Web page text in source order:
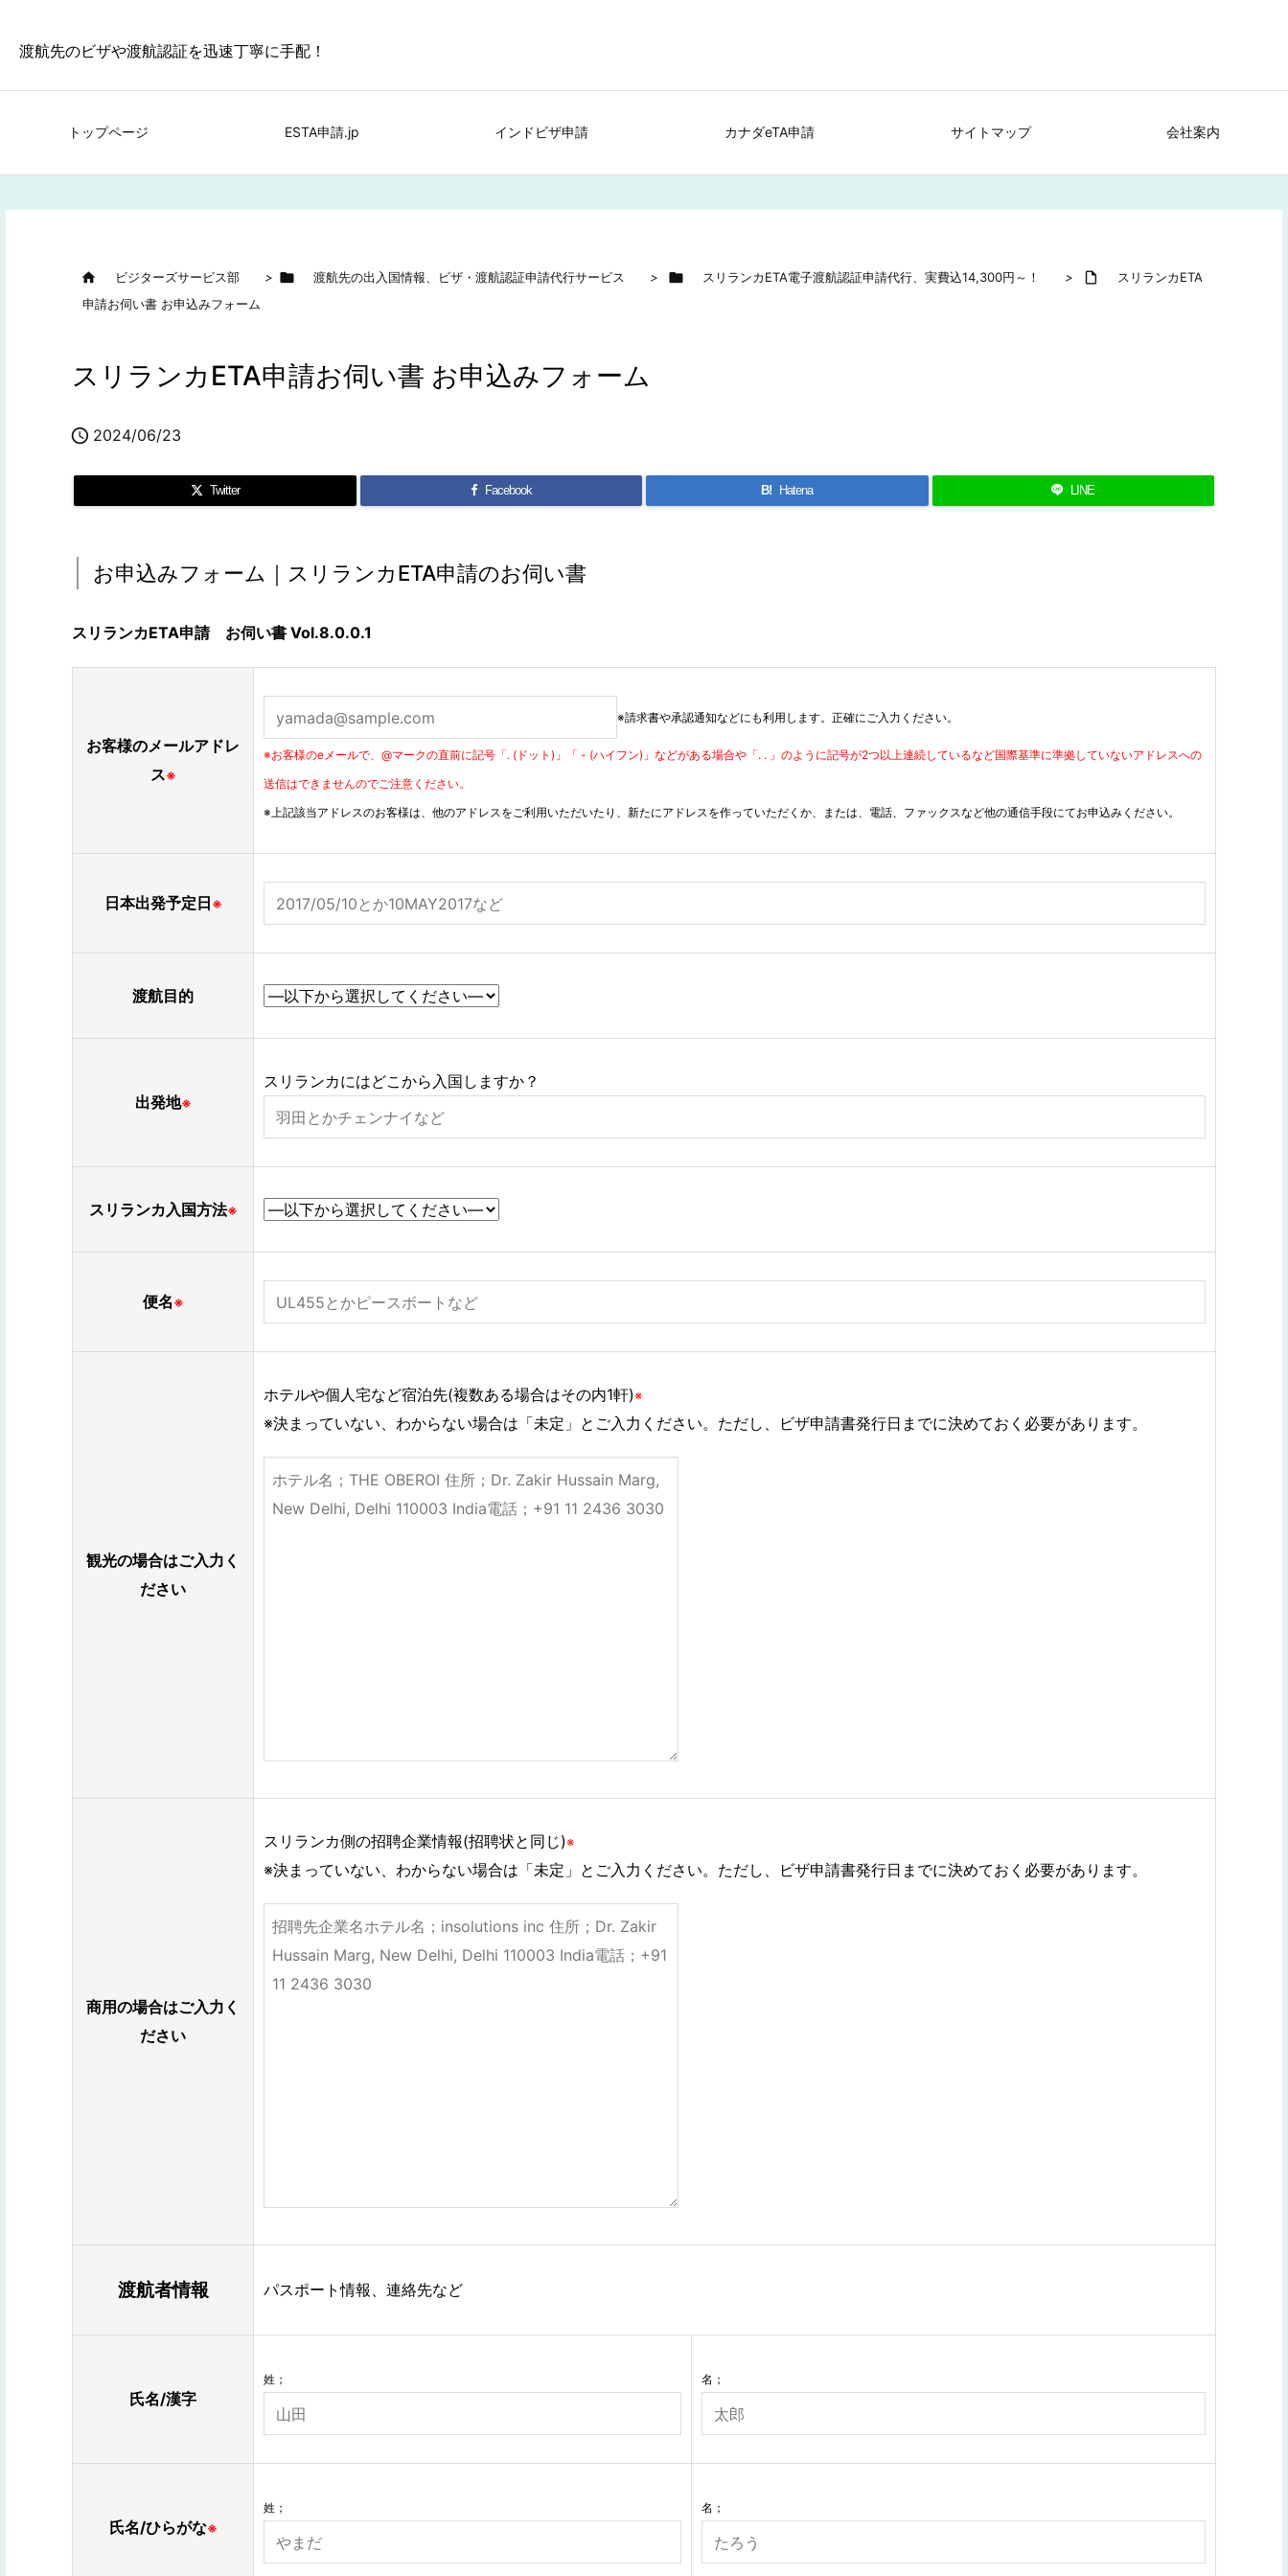
渡航先のビザや渡航認証を迅速丁寧に手配！
トップページ ESTA申請.jp インドビザ申請 カナダeTA申請 サイトマップ 会社案内
 ビジターズサービス部 >  渡航先の出入国情報、ビザ・渡航認証申請代行サービス >  スリランカETA電子渡航認証申請代行、実費込14,300円～！ > 
スリランカETA
申請お伺い書 お申込みフォーム
スリランカETA申請お伺い書 お申込みフォーム
 2024/06/23
Twitter Facebook B! Hatena LINE
お申込みフォーム｜スリランカETA申請のお伺い書
スリランカETA申請 お伺い書 Vol.8.0.0.1
お客様のメールアドレ
ス※
※請求書や承認通知などにも利用します。正確にご入力ください。
※お客様のeメールで、@マークの直前に記号「. (ドット)」「 - (ハイフン)」などがある場合や「. . 」のように記号が2つ以上連続しているなど国際基準に準拠していないアドレスへの
送信はできませんのでご注意ください。
※上記該当アドレスのお客様は、他のアドレスをご利用いただいたり、新たにアドレスを作っていただくか、または、電話、ファックスなど他の通信手段にてお申込みください。
日本出発予定日※
渡航目的
出発地※
スリランカにはどこから入国しますか？
スリランカ入国方法※
便名※
観光の場合はご入力く
ださい
ホテルや個人宅など宿泊先(複数ある場合はその内1軒)※
※決まっていない、わからない場合は「未定」とご入力ください。ただし、ビザ申請書発行日までに決めておく必要があります。
商用の場合はご入力く
ださい
スリランカ側の招聘企業情報(招聘状と同じ)※
※決まっていない、わからない場合は「未定」とご入力ください。ただし、ビザ申請書発行日までに決めておく必要があります。
渡航者情報 パスポート情報、連絡先など
氏名/漢字
姓； 名；
氏名/ひらがな※
姓； 名；